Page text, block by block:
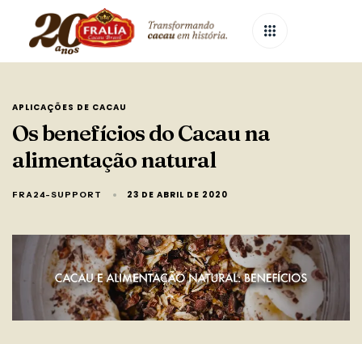
APLICAÇÕES DE CACAU
Os benefícios do Cacau na
alimentação natural
FRA24-SUPPORT 23 DE ABRIL DE 2020